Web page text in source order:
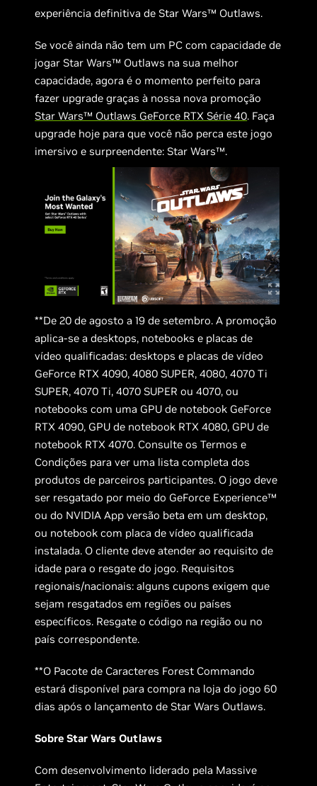
experiência definitiva de Star Wars™ Outlaws.
Se você ainda não tem um PC com capacidade de
jogar Star Wars™ Outlaws na sua melhor
capacidade, agora é o momento perfeito para
fazer upgrade graças à nossa nova promoção
Star Wars™ Outlaws GeForce RTX Série 40. Faça
upgrade hoje para que você não perca este jogo
imersivo e surpreendente: Star Wars™.
**De 20 de agosto a 19 de setembro. A promoção
aplica-se a desktops, notebooks e placas de
vídeo qualificadas: desktops e placas de vídeo
GeForce RTX 4090, 4080 SUPER, 4080, 4070 Ti
SUPER, 4070 Ti, 4070 SUPER ou 4070, ou
notebooks com uma GPU de notebook GeForce
RTX 4090, GPU de notebook RTX 4080, GPU de
notebook RTX 4070. Consulte os Termos e
Condições para ver uma lista completa dos
produtos de parceiros participantes. O jogo deve
ser resgatado por meio do GeForce Experience™
ou do NVIDIA App versão beta em um desktop,
ou notebook com placa de vídeo qualificada
instalada. O cliente deve atender ao requisito de
idade para o resgate do jogo. Requisitos
regionais/nacionais: alguns cupons exigem que
sejam resgatados em regiões ou países
específicos. Resgate o código na região ou no
país correspondente.
**O Pacote de Caracteres Forest Commando
estará disponível para compra na loja do jogo 60
dias após o lançamento de Star Wars Outlaws.
Sobre Star Wars Outlaws
Com desenvolvimento liderado pela Massive